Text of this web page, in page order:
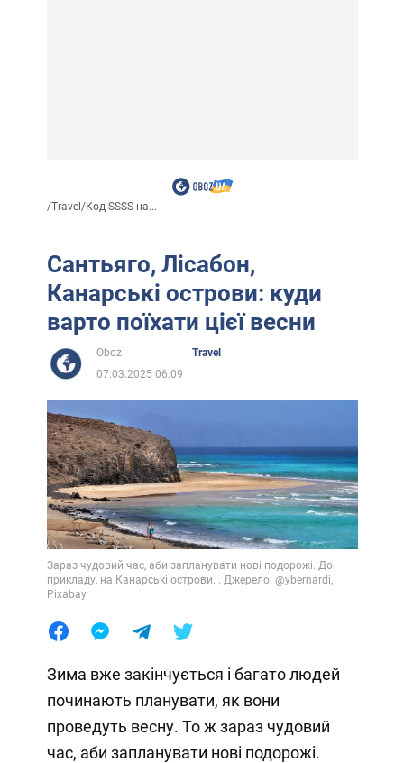
/Travel/Код SSSS на...
Сантьяго, Лісабон,
Канарські острови: куди
варто поїхати цієї весни
Oboz
Travel
07.03.2025 06:09
Зараз чудовий час, аби запланувати нові подорожі. До
прикладу, на Канарські острови. . Джерело: @ybernardi,
Pixabay
Зима вже закінчується і багато людей
починають планувати, як вони
проведуть весну. То ж зараз чудовий
час, аби запланувати нові подорожі.